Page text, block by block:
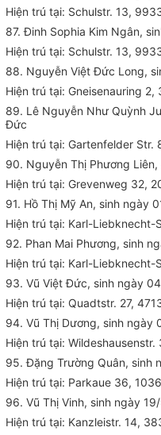
Hiện trú tại: Schulstr. 13,
87. Đinh Sophia Kim Ngân,
Hiện trú tại: Schulstr. 13,
88. Nguyễn Việt Đức Long,
Hiện trú tại: Gneisenauring
89. Lê Nguyễn Như Quỳnh
Đức
Hiện trú tại: Gartenfelder Str.
90. Nguyễn Thị Phương
Hiện trú tại: Grevenweg 32,
91. Hồ Thị Mỹ An, sinh ngày
Hiện trú tại: Karl-Liebknecht-
92. Phan Mai Phương, sinh
Hiện trú tại: Karl-Liebknecht-
93. Vũ Việt Đức, sinh ngày
Hiện trú tại: Quadtstr. 27,
94. Vũ Thị Dương, sinh ngày
Hiện trú tại: Wildeshausenstr.
95. Đặng Trường Quân, sinh
Hiện trú tại: Parkaue 36,
96. Vũ Thị Vinh, sinh ngày
Hiện trú tại: Kanzleistr. 14,